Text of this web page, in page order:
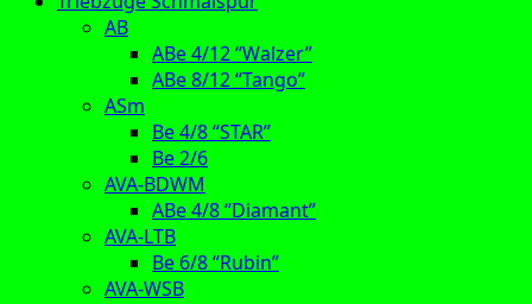
AB
ABe 4/12 “Walzer”
ABe 8/12 “Tango”
ASm
Be 4/8 “STAR”
Be 2/6
AVA-BDWM
ABe 4/8 “Diamant”
AVA-LTB
Be 6/8 “Rubin”
AVA-WSB